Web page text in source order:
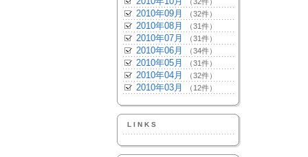
2010年09月 （32件）
2010年08月 （31件）
2010年07月 （31件）
2010年06月 （34件）
2010年05月 （31件）
2010年04月 （32件）
2010年03月 （12件）
LINKS